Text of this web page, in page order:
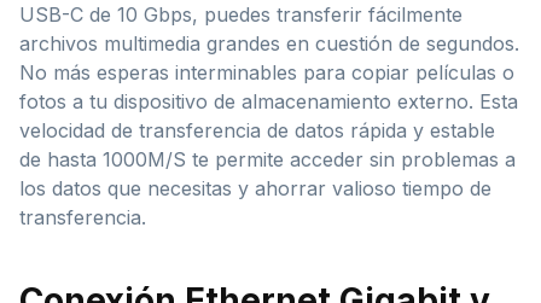
USB-C de 10 Gbps, puedes transferir fácilmente
archivos multimedia grandes en cuestión de segundos.
No más esperas interminables para copiar películas o
fotos a tu dispositivo de almacenamiento externo. Esta
velocidad de transferencia de datos rápida y estable
de hasta 1000M/S te permite acceder sin problemas a
los datos que necesitas y ahorrar valioso tiempo de
transferencia.